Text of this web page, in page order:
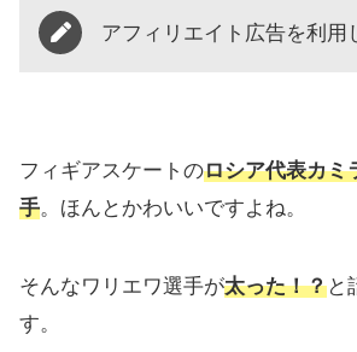
アフィリエイト広告を利用
フィギアスケートのロシア代表カミ
手。ほんとかわいいですよね。
そんなワリエワ選手が太った！？と
す。